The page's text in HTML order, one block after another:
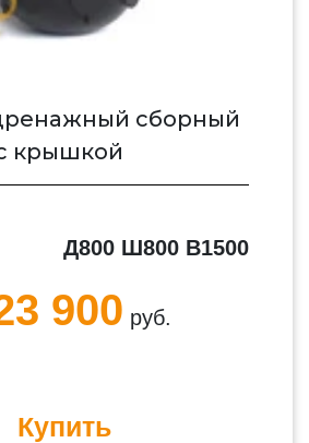
сборный
c крышкой
Д800 Ш800 В1500
900 руб.
Купить